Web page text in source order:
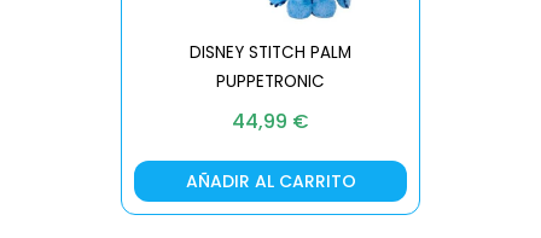
DISNEY STITCH PALM
PUPPETRONIC
44,99 €
AÑADIR AL CARRITO